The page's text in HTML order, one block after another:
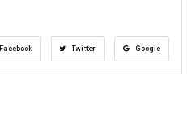
Facebook Twitter Google